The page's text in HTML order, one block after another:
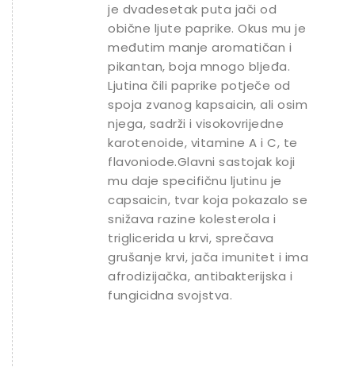
je dvadesetak puta jači od
obične ljute paprike. Okus mu je
međutim manje aromatičan i
pikantan, boja mnogo bljeđa.
Ljutina čili paprike potječe od
spoja zvanog kapsaicin, ali osim
njega, sadrži i visokovrijedne
karotenoide, vitamine A i C, te
flavoniode.Glavni sastojak koji
mu daje specifičnu ljutinu je
capsaicin, tvar koja pokazalo se
snižava razine kolesterola i
triglicerida u krvi, sprečava
grušanje krvi, jača imunitet i ima
afrodizijačka, antibakterijska i
fungicidna svojstva.